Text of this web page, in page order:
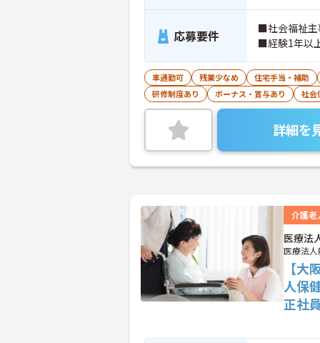
応募要件
■社会福祉主
■経験1年以
車通勤可 残業少なめ
住宅手当・補助
研修制度あり
ボーナス・賞与あり 社会
詳細を
介護老
医療法
医療法
【
人保
正社